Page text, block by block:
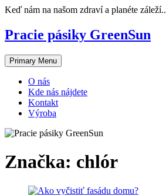
Skip
content
Keď nám na našom zdraví a planéte záleží..
Pracie pásiky GreenSun
Primary Menu
O nás
Kde nás nájdete
Kontakt
Výroba
Značka: chlór